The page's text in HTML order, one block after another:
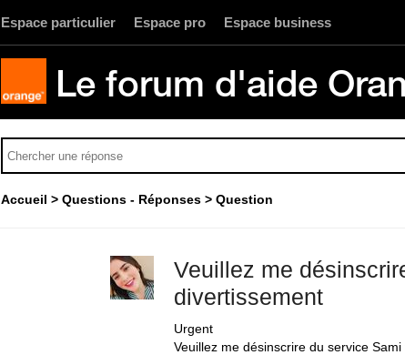
Espace particulier Espace pro Espace business
Le forum d'aide
Accueil Questions - Réponses Question
Veuillez me
divertissement
Urgent
Veuillez me désinscrire du service